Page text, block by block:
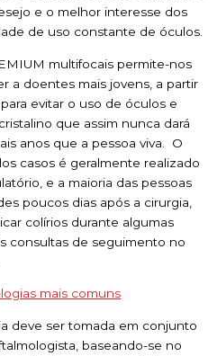
e o melhor interesse dos
de uso constante de óculos.
multifocais permite-nos
a doentes mais jovens, a partir
evitar o uso de óculos e
que assim nunca dará
anos que a pessoa viva. O
casos é geralmente realizado
e a maioria das pessoas
poucos dias após a cirurgia,
colírios durante algumas
consultas de seguimento no
mais comuns
deve ser tomada em conjunto
baseando-se no